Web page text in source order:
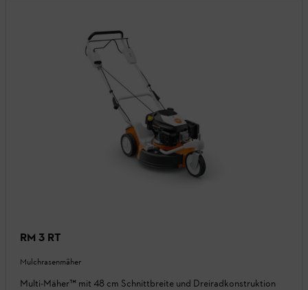
RM 3 RT
Mulchrasenmäher
Multi-Mäher™ mit 48 cm Schnittbreite und Dreiradkonstruktion